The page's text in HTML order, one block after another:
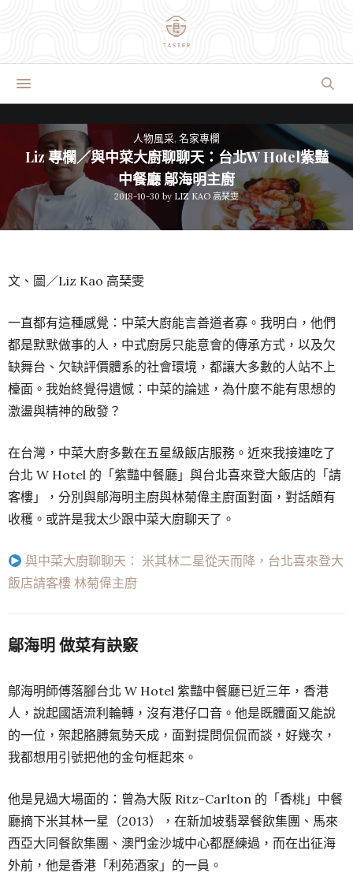
人物風采, 名家專欄
Liz 專欄／與中菜大廚聊聊天：台北W Hotel紫豔
中餐廳 鄔海明主廚
2018-10-30 by LIZ KAO 高琹雯
文、圖／Liz Kao 高琹雯
一直都有這種感覺：中菜大廚能言善道者寡。我明白，他們
都是默默做事的人，中式廚房只能意會的傳承方式，以及欠
缺舞台、欠缺評價體系的社會環境，都讓大多數的人站不上
檯面。我始終覺得遺憾：中菜的論述，為什麼不能有思想的
激盪與精神的啟發？
在台灣，中菜大廚多數在五星級飯店服務。近來我接連吃了
台北 W Hotel 的「紫豔中餐廳」與台北喜來登大飯店的「請
客樓」，分別與鄔海明主廚與林菊偉主廚面對面，對話頗有
收穫。或許是我太少跟中菜大廚聊天了。
與中菜大廚聊聊天： 米其林二星從天而降，台北喜來登大
飯店請客樓 林菊偉主廚
鄔海明 做菜有訣竅
鄔海明師傅落腳台北 W Hotel 紫豔中餐廳已近三年，香港
人，說起國語流利輪轉，沒有港仔口音。他是既體面又能說
的一位，架起胳膊氣勢天成，面對提問侃侃而談，好幾次，
我都想用引號把他的金句框起來。
他是見過大場面的：曾為大阪 Ritz-Carlton 的「香桃」中餐
廳摘下米其林一星（2013），在新加坡翡翠餐飲集團、馬來
西亞大同餐飲集團、澳門金沙城中心都歷練過，而在出征海
外前，他是香港「利苑酒家」的一員。